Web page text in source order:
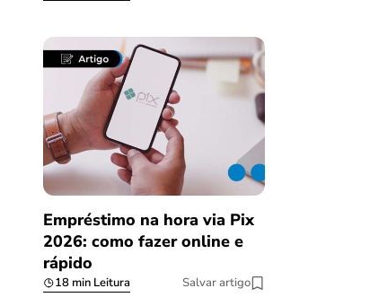
Empréstimo na hora via Pix
2026: como fazer online e
rápido
18 min Leitura Salvar artigo